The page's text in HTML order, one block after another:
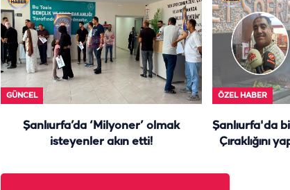
GÜNCEL
Şanlıurfa’da ‘Milyoner’ olmak
isteyenler akın etti!
ÖZEL HABER
Şanlıurfa'da
Çıraklığını